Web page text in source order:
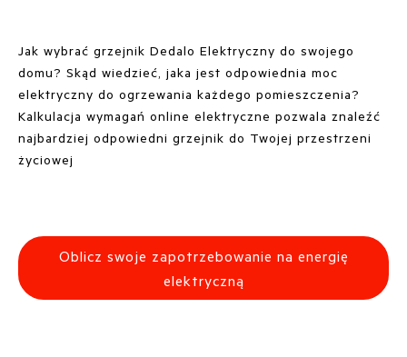
Jak wybrać grzejnik Dedalo Elektryczny do swojego
domu? Skąd wiedzieć, jaka jest odpowiednia moc
elektryczny do ogrzewania każdego pomieszczenia?
Kalkulacja wymagań online elektryczne pozwala znaleźć
najbardziej odpowiedni grzejnik do Twojej przestrzeni
życiowej
Oblicz swoje zapotrzebowanie na energię
elektryczną